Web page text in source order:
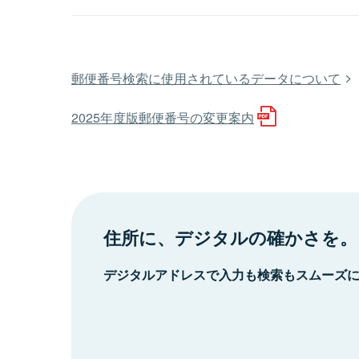
郵便番号検索に使用されているデータについて
2025年度版郵便番号の変更案内
住所に、デジタルの確かさを。
デジタルアドレスで入力も検索もスムーズ